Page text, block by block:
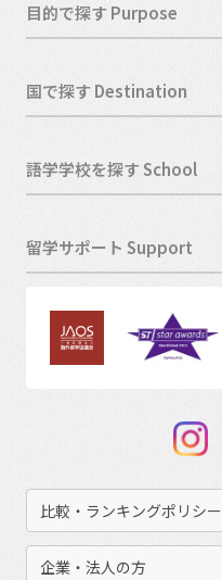
目的で探す Purpose
国で探す Destination
語学学校を探す School
留学サポート Support
比較・ランキングポリシー
企業・法人の方